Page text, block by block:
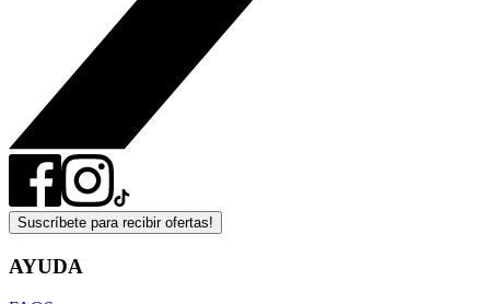
Suscríbete para recibir ofertas!
AYUDA